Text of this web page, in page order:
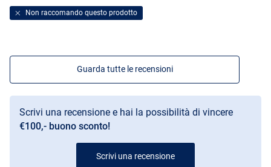
Non raccomando questo prodotto
Guarda tutte le recensioni
Scrivi una recensione e hai la possibilità di vincere
€100,- buono sconto!
Scrivi una recensione